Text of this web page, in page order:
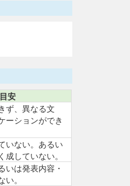
安
ず、異なる文
ーションができ
いない。あるい
していない。
いは発表内容・
。